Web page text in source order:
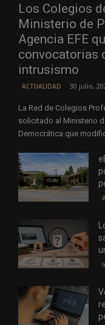
Los Colegios
Ministerio de
Agencia EFE
convocatorias
intrusismo
ACTUALIDAD 30 julio,
La Red de Colegios
solicitado al Ministerio
Democrática que